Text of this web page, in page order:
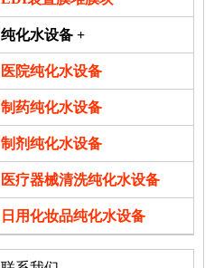
纯化水设备 +
医院纯化水设备
制药纯化水设备
制剂纯化水设备
医疗器械清洗纯化水设备
日用化妆品纯化水设备